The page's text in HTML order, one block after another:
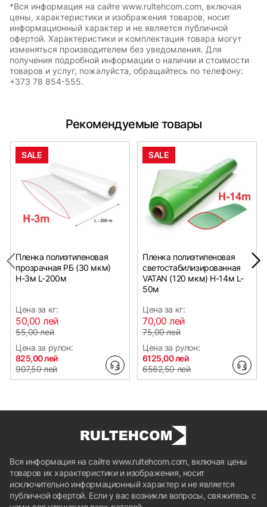
*Вся информация на сайте www.rultehcom.com, включая
цены, характеристики и изображения товаров, носит
информационный характер и не является публичной
офертой. Характеристики и комплектация товара могут
изменяться производителем без уведомления. Для
получения подробной информации о наличии и стоимости
товаров и услуг, пожалуйста, обращайтесь по телефону:
+373 78 854-555.
Рекомендуемые товары
SALE
Пленка полиэтиленовая
прозрачная РБ (30 мкм)
Н-3м L-200м
Цена за кг:
50,00 лей
55,00 лей
Цена за рулон:
825,00 лей
907,50 лей
SALE
Пленка полиэтиленовая
светостабилизированная
VATAN (120 мкм) Н-14м L-
50м
Цена за кг:
70,00 лей
75,00 лей
Цена за рулон:
6125,00 лей
6562,50 лей
Вся информация на сайте www.rultehcom.com, включая цены
товаров их характеристики и изображения, носит
исключительно информационный характер и не является
публичной офертой. Если у вас возникли вопросы, свяжитесь с